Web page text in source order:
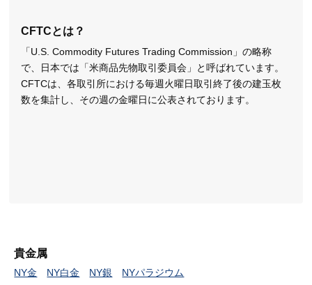
CFTCとは？
「U.S. Commodity Futures Trading Commission」の略称
で、日本では「米商品先物取引委員会」と呼ばれています。
CFTCは、各取引所における毎週火曜日取引終了後の建玉枚
数を集計し、その週の金曜日に公表されております。
貴金属
NY金 NY白金 NY銀 NYパラジウム